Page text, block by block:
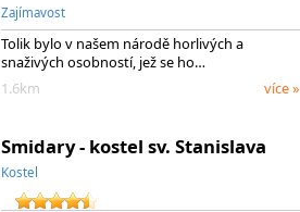
Zajímavost
Tolik bylo v našem národě horlivých a
snaživých osobností, jež se ho…
1.6km
více »
Smidary - kostel sv. Stanislava
Kostel